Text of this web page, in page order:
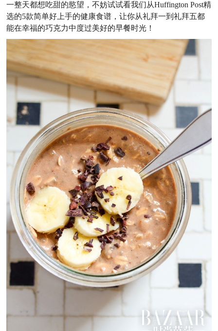
一整天都想吃甜的慾望，不妨试试看我们从Huffington Post精
选的5款简单好上手的健康食谱，让你从礼拜一到礼拜五都
能在幸福的巧克力中度过美好的早餐时光！